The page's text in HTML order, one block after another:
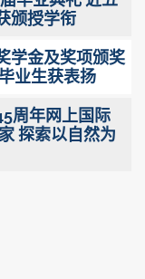
颁授学衔
学金及奖项颁奖
业生获表扬
周年网上国际
探索以自然为